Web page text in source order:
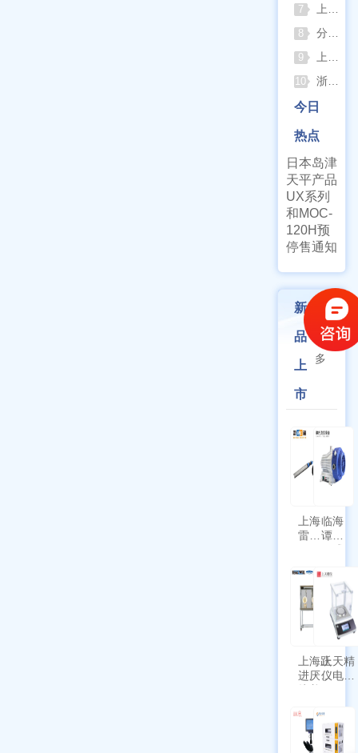
7 上海佑科GC-7860系列网络化气相色谱仪
8 分清生物安全柜与洁净工作台 苏州安泰科普两类设备差异
9 上海申安灭菌器外排、内排与干燥功能全解析
10 浙江孚夏：打造合规可靠的实验室洁净装备
今日
热点
日本岛津
天平产品
UX系列
和MOC-
120H预
停售通知
新
品
上
市
更
多
上海
雷磁
符合
新国
标带
功能
临海
谭氏
干式
泵
SPL-
10
上海跃
进厌氧
培养箱
III-T
上天精
仪电子
带审计
追踪功
能